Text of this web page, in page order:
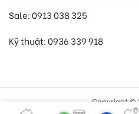
Sale: 0913 038 325
Kỹ thuật: 0936 339 918
Copyright ©
0